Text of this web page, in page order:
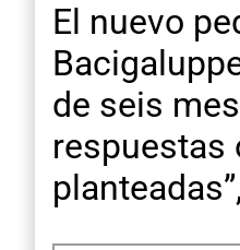
El nuevo
de seis
respuestas